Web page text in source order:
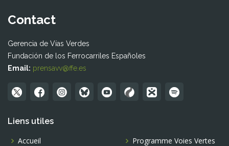
Contact
Gerencia de Vías Verdes
Fundación de los Ferrocarriles Españoles
Email: prensavv@ffe.es
Liens utiles
Accueil
Programme Voies Vertes